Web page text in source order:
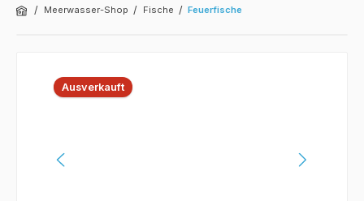
/ Meerwasser-Shop / Fische / Feuerfische
Bildergalerie überspringen
Ausverkauft